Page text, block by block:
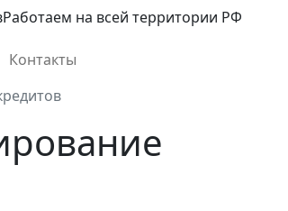
Работаем на всей территории РФ
Контакты